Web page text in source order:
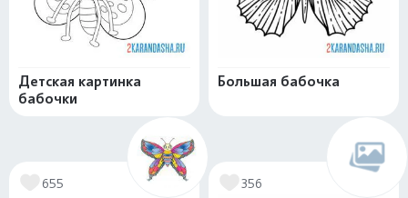
Детская картинка
бабочки
Большая бабочка
655 356